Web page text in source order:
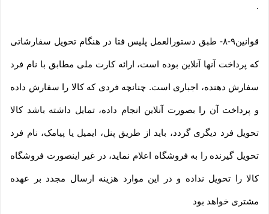
.
قوانین۹-۸- طبق دستورالعمل پلیس فتا در هنگام تحویل سفارشاتی
که پرداخت آنها آنلاین بوده است، ارائه کارت ملی مطابق با نام فرد
سفارش دهنده، اجباری است. چنانچه فردی که کالا را سفارش داده
و پرداخت آن را بصورت آنلاین انجام داده، تمایل داشته باشد کالا
تحویل فرد دیگری گردد، باید از طریق پنل، ایمیل یا پیامک، نام فرد
تحویل گیرنده را به فروشگاه اعلام نماید، در غیر اینصورت فروشگاه
کالا را تحویل نداده و در این موارد هزینه ارسال مجدد بر عهده
مشتری خواهد بود